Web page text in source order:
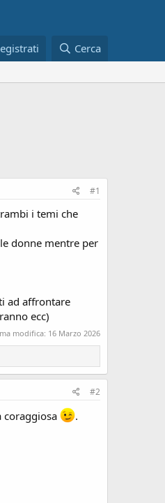
Cerca
#1
i temi che
donne mentre per
ad affrontare
ecc)
modifica: 16 Marzo 2026
#2
coraggiosa
.